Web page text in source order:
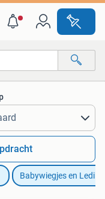
Babywiegjes en